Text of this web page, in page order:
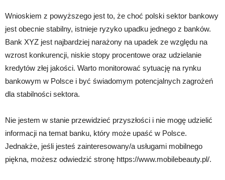
Wnioskiem z powyższego jest to, że choć polski sektor bankowy
jest obecnie stabilny, istnieje ryzyko upadku jednego z banków.
Bank XYZ jest najbardziej narażony na upadek ze względu na
wzrost konkurencji, niskie stopy procentowe oraz udzielanie
kredytów złej jakości. Warto monitorować sytuację na rynku
bankowym w Polsce i być świadomym potencjalnych zagrożeń
dla stabilności sektora.
Nie jestem w stanie przewidzieć przyszłości i nie mogę udzielić
informacji na temat banku, który może upaść w Polsce.
Jednakże, jeśli jesteś zainteresowany/a usługami mobilnego
piękna, możesz odwiedzić stronę https://www.mobilebeauty.pl/.